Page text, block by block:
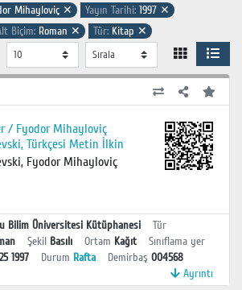
Mihayloviç ✕ Yayın Tarihi: 1997 ✕
Biçim: Roman ✕ Tür: Kitap ✕
/ Fyodor Mihayloviç
Türkçesi Metin İlkin
Fyodor Mihayloviç
Bilim Üniversitesi Kütüphanesi
Tür
Şekil Basılı Ortam Kağıt
Sınıflama yer
1997 Durum Rafta Demirbaş 004568
Ayrıntı